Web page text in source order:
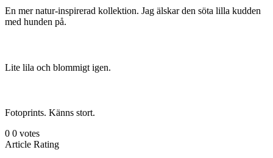
En mer natur-inspirerad kollektion. Jag älskar den söta lilla kudden
med hunden på.
Lite lila och blommigt igen.
Fotoprints. Känns stort.
0 0 votes
Article Rating